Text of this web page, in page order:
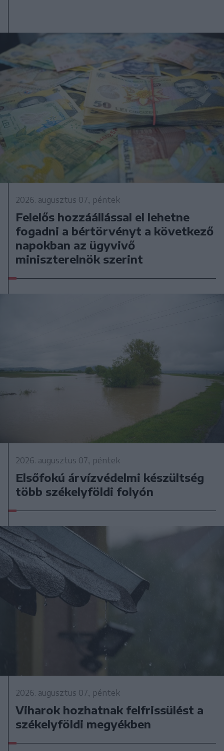
2026. augusztus 07., péntek
Felelős hozzáállással el lehetne
fogadni a bértörvényt a következő
napokban az ügyvivő
miniszterelnök szerint
2026. augusztus 07., péntek
Elsőfokú árvízvédelmi készültség
több székelyföldi folyón
2026. augusztus 07., péntek
Viharok hozhatnak felfrissülést a
székelyföldi megyékben